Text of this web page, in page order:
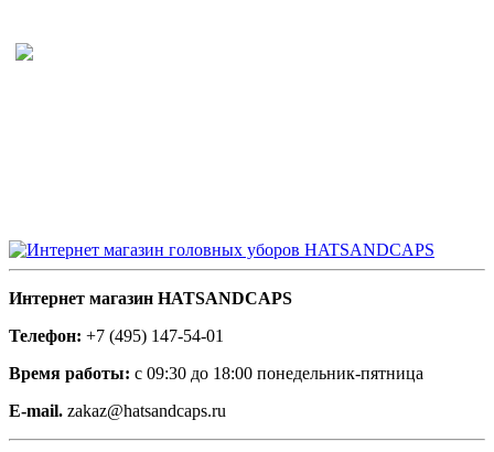
Интернет магазин HATSANDCAPS
Телефон: +7 (495) 147-54-01
Время работы: с 09:30 до 18:00 понедельник-пятница
E-mail. zakaz@hatsandcaps.ru